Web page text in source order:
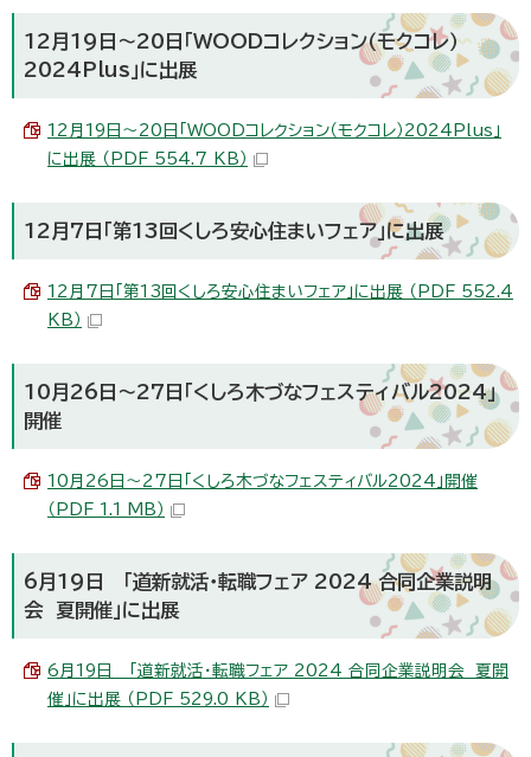
12月19日～20日「WOODコレクション（モクコレ）
2024Plus」に出展
12月19日～20日「WOODコレクション（モクコレ）2024Plus」
に出展 （PDF 554.7 KB）
12月7日「第13回くしろ安心住まいフェア」に出展
12月7日「第13回くしろ安心住まいフェア」に出展 （PDF 552.4
KB）
10月26日～27日「くしろ木づなフェスティバル2024」
開催
10月26日～27日「くしろ木づなフェスティバル2024」開催
（PDF 1.1 MB）
6月19日 「道新就活・転職フェア 2024 合同企業説明
会 夏開催」に出展
6月19日 「道新就活・転職フェア 2024 合同企業説明会 夏開
催」に出展 （PDF 529.0 KB）